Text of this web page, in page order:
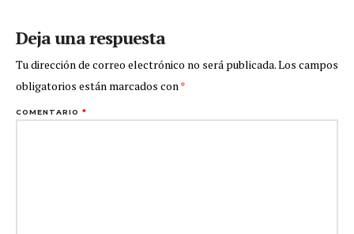
Deja una respuesta
Tu dirección de correo electrónico no será publicada.Los campos
obligatorios están marcados con*
COMENTARIO *